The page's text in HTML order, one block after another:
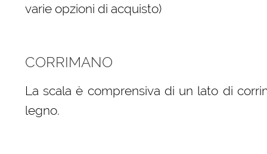
varie opzioni di acquisto)
CORRIMANO
La scala è comprensiva di un lato di
legno.